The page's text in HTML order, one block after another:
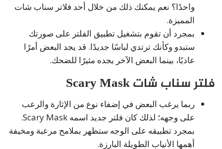
واحدًا؟ نعم يمكنك ذلك من خلال أحد فلاتر سناب شات
المميزة.
بمجرد أن تقوم بتشغيل تطبيق الفلتر على صورتك
ستبدو وكأنك ترتدي لباسًا جديدًا. قد يجد البعض أمرًا
عاديًا، بينما البعض الآخر يجده مثيرًا للضحك.
فلتر سناب شات Scary Mask
ربما يرغب البعض في إضفاء نوع من الإثارة والرعب
على وجهه؛ لذلك كان فلتر جديد اسمه Scary Mask.
بمجرد تطبيقه على الوجه ستظهر بملامح مرعبة ومخيفة
أهمها الأنياب الطويلة البارزة.